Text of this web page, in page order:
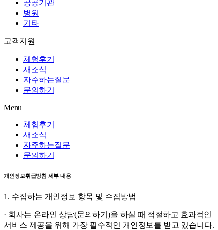
공공기관
병원
기타
고객지원
체험후기
새소식
자주하는질문
문의하기
Menu
체험후기
새소식
자주하는질문
문의하기
개인정보취급방침 세부 내용
1. 수집하는 개인정보 항목 및 수집방법
· 회사는 온라인 상담(문의하기)을 하실 때 적절하고 효과적인
서비스 제공을 위해 가장 필수적인 개인정보를 받고 있습니다.